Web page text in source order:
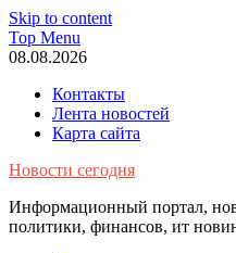
Skip to content
Top Menu
08.08.2026
Контакты
Лента новостей
Карта сайта
Новости сегодня
Информационный портал,
политики, финансов, ит